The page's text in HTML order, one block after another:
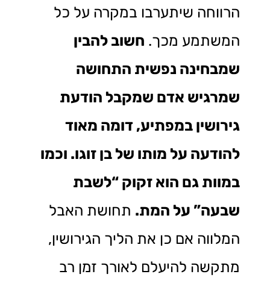
הרווחה שיתערבו במקרה על כל
המשתמע מכך. חשוב להבין
שמבחינה נפשית התחושה
שמרגיש אדם שמקבל הודעת
גירושין במפתיע, דומה מאוד
להודעה על מותו של בן זוגו. וכמו
במוות גם הוא זקוק “לשבת
שבעה” על המת. תחושת האבל
המלווה אם כן את הליך הגירושין,
מתקשה להיעלם לאורך זמן רב